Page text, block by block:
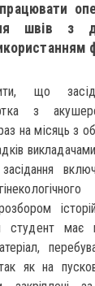
швів з
що
з
на місяць з
має
як на